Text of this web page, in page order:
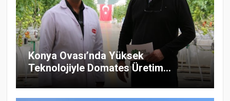
Konya Ovası’nda Yüksek
Teknolojiyle Domates Üretim...